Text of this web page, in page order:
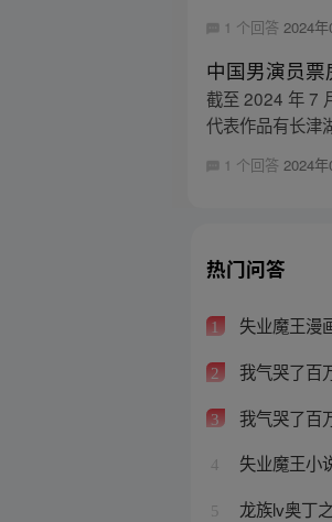
1 个回答 2024
中国男演员票
截至 2024 年 7
代表作品有长津
1 个回答2024
热门问答
1 失业魔王漫
2 我气哭了百
3 我气哭了百
4 失业魔王小
5 龙族lv奥丁